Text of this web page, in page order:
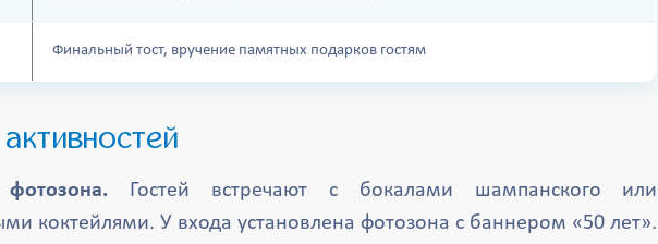
Финальный тост, вручение памятных подарков гостям
активностей
Гостей встречают с бокалами шампанского или
коктейлями. У входа установлена фотозона с баннером «50 лет».